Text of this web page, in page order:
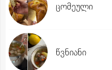
ცომეული
წვნიანი